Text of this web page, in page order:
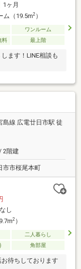
1ヶ月
ム（19.5m2）
ワンルーム
料 最上階
ます！LINE相談も
島線 広電廿日市駅 徒
2階建
市市桜尾本町
なし
2）
二人暮らし
角部屋
待ちしております